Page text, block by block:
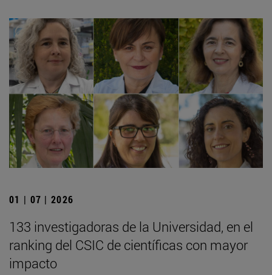
01 | 07 | 2026
133 investigadoras de la Universidad, en el
ranking del CSIC de científicas con mayor
impacto